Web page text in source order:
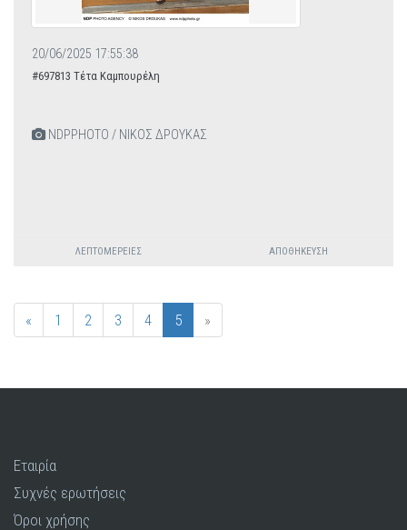
20/06/2025 17:55:38
#697813 Τέτα Καμπουρέλη
NDPPHOTO / ΝΙΚΟΣ ΔΡΟΥΚΑΣ
ΛΕΠΤΟΜΈΡΕΙΕΣ ΑΠΟΘΉΚΕΥΣΗ
« 1 2 3 4 5 »
Εταιρία
Συχνές ερωτήσεις
Όροι χρήσης